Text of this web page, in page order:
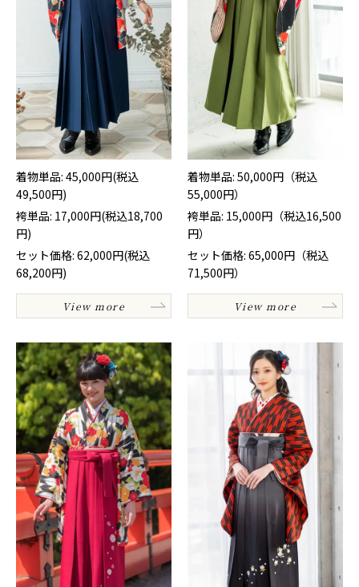
着物単品: 45,000円(税込
49,500円)
袴単品: 17,000円(税込18,700
円)
セット価格: 62,000円(税込
68,200円)
View more
着物単品: 50,000円（税込
55,000円）
袴単品: 15,000円（税込16,500
円）
セット価格: 65,000円（税込
71,500円）
View more